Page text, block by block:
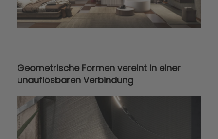
Geometrische Formen vereint in einer
unauflösbaren Verbindung